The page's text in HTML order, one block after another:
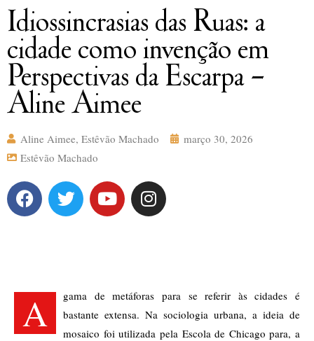
Idiossincrasias das Ruas: a
cidade como invenção em
Perspectivas da Escarpa –
Aline Aimee
Aline Aimee, Estêvão Machado
março 30, 2026
Estêvão Machado
A
gama de metáforas para se referir às cidades é
bastante extensa. Na sociologia urbana, a ideia de
mosaico foi utilizada pela Escola de Chicago para, a